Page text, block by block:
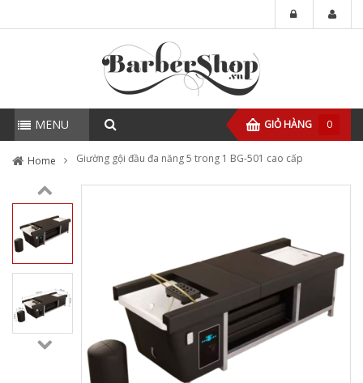
MENU GIỎ HÀNG 0
Home Giường gội đầu đa năng 5 trong 1 BG-501 cao cấp